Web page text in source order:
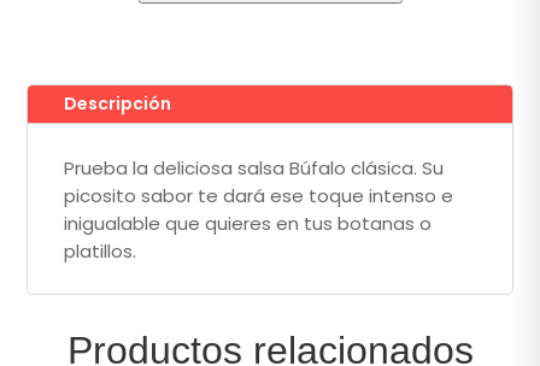
Descripción
Prueba la deliciosa salsa Búfalo clásica. Su
picosito sabor te dará ese toque intenso e
inigualable que quieres en tus botanas o
platillos.
Productos relacionados